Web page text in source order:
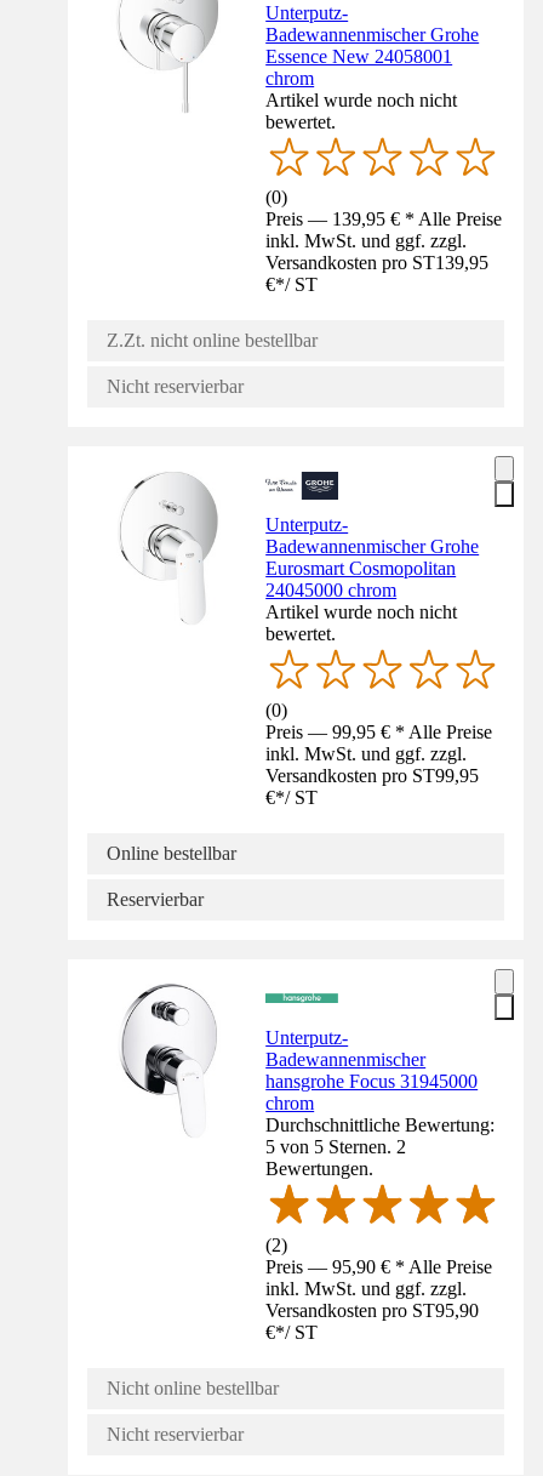
Unterputz-
Badewannenmischer Grohe
Essence New 24058001
chrom
Artikel wurde noch nicht
bewertet.
(0)
Preis — 139,95 € * Alle Preise
inkl. MwSt. und ggf. zzgl.
Versandkosten pro ST139,95
€*/ ST
Z.Zt. nicht online bestellbar
Nicht reservierbar
Unterputz-
Badewannenmischer Grohe
Eurosmart Cosmopolitan
24045000 chrom
Artikel wurde noch nicht
bewertet.
(0)
Preis — 99,95 € * Alle Preise
inkl. MwSt. und ggf. zzgl.
Versandkosten pro ST99,95
€*/ ST
Online bestellbar
Reservierbar
Unterputz-
Badewannenmischer
hansgrohe Focus 31945000
chrom
Durchschnittliche Bewertung:
5 von 5 Sternen. 2
Bewertungen.
(2)
Preis — 95,90 € * Alle Preise
inkl. MwSt. und ggf. zzgl.
Versandkosten pro ST95,90
€*/ ST
Nicht online bestellbar
Nicht reservierbar